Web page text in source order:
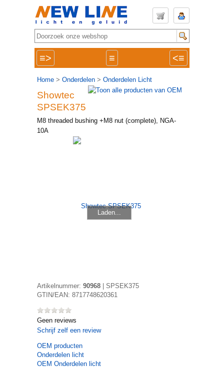
≡> ≡ <≡
Home > Onderdelen > Onderdelen Licht
Showtec
SPSEK375
M8 threaded bushing +M8 nut (complete), NGA-
10A
Laden...
Artikelnummer: 90968
SPSEK375
GTIN/EAN: 8717748620361
Geen reviews
Schrijf zelf een review
OEM producten
Onderdelen licht
OEM Onderdelen licht